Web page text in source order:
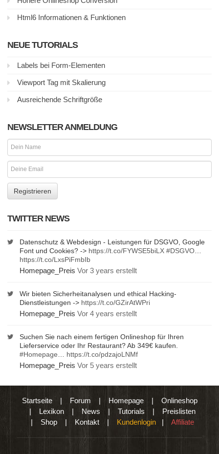
Html6 Informationen & Funktionen
NEUE TUTORIALS
Labels bei Form-Elementen
Viewport Tag mit Skalierung
Ausreichende Schriftgröße
NEWSLETTER ANMELDUNG
TWITTER NEWS
Datenschutz & Webdesign - Leistungen für DSGVO, Google
Font und Cookies? -> https://t.co/FYWSE5biLX #DSGVO
https://t.co/LxsPiFmbIb
Homepage_Preis Vor 3 years erstellt
Wir bieten Sicherheitanalysen und ethical Hacking-
Dienstleistungen -> https://t.co/GZirAtWPri
Homepage_Preis Vor 4 years erstellt
Suchen Sie nach einem fertigen Onlineshop für Ihren
Lieferservice oder Ihr Restaurant? Ab 349€ kaufen.
#Homepage
https://t.co/pdzajoLNMf
Homepage_Preis Vor 5 years erstellt
Startseite| Forum | Homepage| Onlineshop
| Lexikon | News | Tutorials | Preislisten
| Shop | Kontakt | Kundenlogin | Affiliate